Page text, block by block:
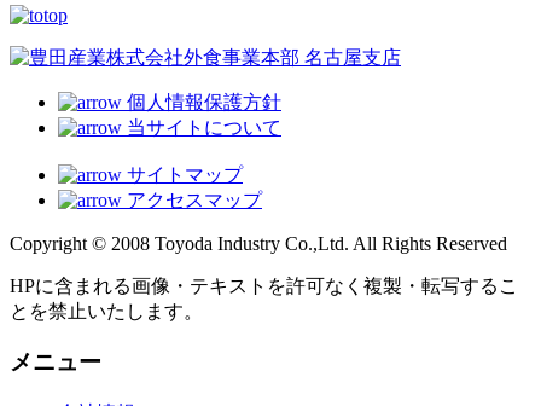
個人情報保護方針
当サイトについて
サイトマップ
アクセスマップ
Copyright © 2008 Toyoda Industry Co.,Ltd. All Rights Reserved
HPに含まれる画像・テキストを許可なく複製・転写するこ
とを禁止いたします。
メニュー